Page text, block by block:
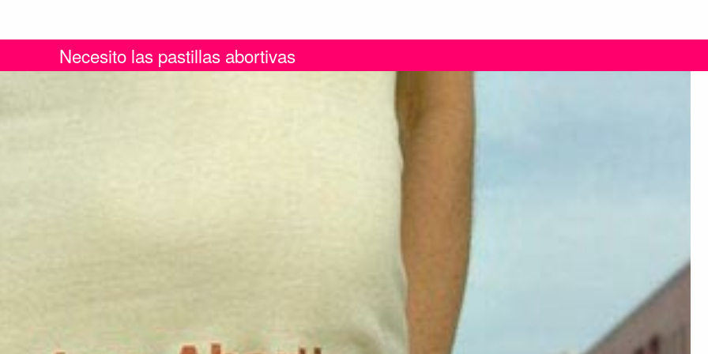
Necesito las pastillas abortivas